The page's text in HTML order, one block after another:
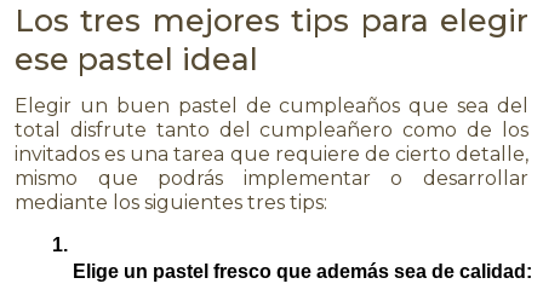
Los tres mejores tips para elegir
ese pastel ideal
Elegir un buen pastel de cumpleaños que sea del
total disfrute tanto del cumpleañero como de los
invitados es una tarea que requiere de cierto detalle,
mismo que podrás implementar o desarrollar
mediante los siguientes tres tips:
Elige un pastel fresco que además sea de calidad: